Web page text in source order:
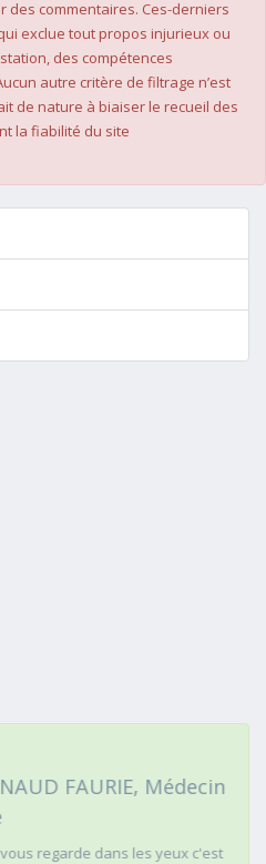
commentaires. Ces-derniers
exclue tout propos injurieux ou
des compétences
autre critère de filtrage n’est
de nature à biaiser le recueil des
la fiabilité du site
FAURIE, Médecin
regarde dans les yeux c'est